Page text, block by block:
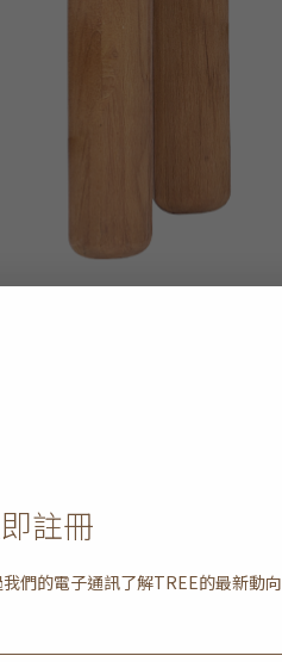
註冊
我們的電子通訊了解TREE的最新動向